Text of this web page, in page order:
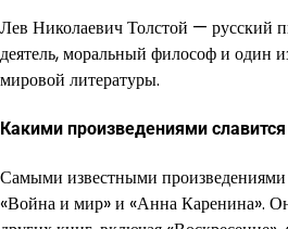
Лев Николаевич Толстой — русский
деятель, моральный философ и один
мировой литературы.
Какими произведениями
Самыми известными произведениями
«Война и мир» и «Анна Каренина».